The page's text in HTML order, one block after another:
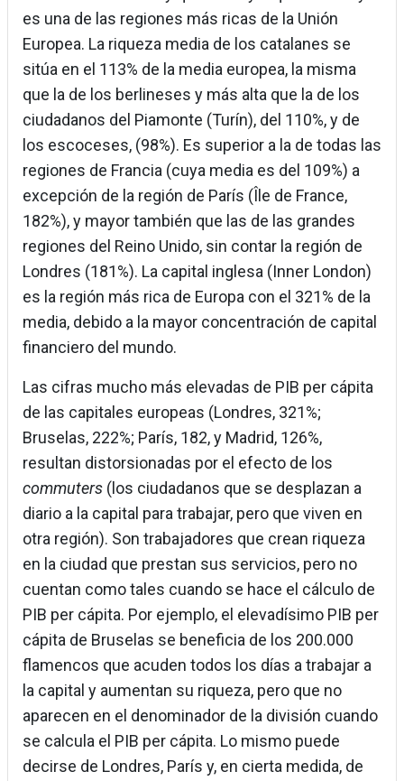
es una de las regiones más ricas de la Unión
Europea. La riqueza media de los catalanes se
sitúa en el 113% de la media europea, la misma
que la de los berlineses y más alta que la de los
ciudadanos del Piamonte (Turín), del 110%, y de
los escoceses, (98%). Es superior a la de todas las
regiones de Francia (cuya media es del 109%) a
excepción de la región de París (Île de France,
182%), y mayor también que las de las grandes
regiones del Reino Unido, sin contar la región de
Londres (181%). La capital inglesa (Inner London)
es la región más rica de Europa con el 321% de la
media, debido a la mayor concentración de capital
financiero del mundo.
Las cifras mucho más elevadas de PIB per cápita
de las capitales europeas (Londres, 321%;
Bruselas, 222%; París, 182, y Madrid, 126%,
resultan distorsionadas por el efecto de los
commuters (los ciudadanos que se desplazan a
diario a la capital para trabajar, pero que viven en
otra región). Son trabajadores que crean riqueza
en la ciudad que prestan sus servicios, pero no
cuentan como tales cuando se hace el cálculo de
PIB per cápita. Por ejemplo, el elevadísimo PIB per
cápita de Bruselas se beneficia de los 200.000
flamencos que acuden todos los días a trabajar a
la capital y aumentan su riqueza, pero que no
aparecen en el denominador de la división cuando
se calcula el PIB per cápita. Lo mismo puede
decirse de Londres, París y, en cierta medida, de